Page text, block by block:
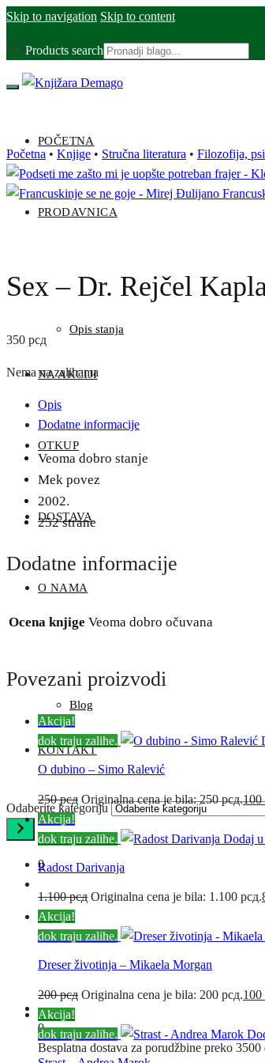
Skip to navigation Skip to content
Products search
POČETNA
PRODAVNICA
Opis stanja
NA AKCIJI
OTKUP
DOSTAVA
O NAMA
Blog
KONTAKT
Odaberite kategoriju
0
0
Besplatna dostava za porudžbine preko 3500
Početna • Knjige • Stručna literatura • Filozofija,
Sex – Dr. Rejčel
350 рсд
Nema na zalihama
Opis
Dodatne informacije
Veoma dobro stanje
Mek povez
2002.
252 strane
Dodatne informacije
Ocena knjige Veoma dobro očuvana
Povezani proizvodi
Akcija!
dok traju zalihe.
O dubino – Simo Ralević
250рсд Originalna cena je bila: 250 рсд.100
Akcija!
dok traju zalihe.
Dodaj
Radost Darivanja
1.100рсд Originalna cena je bila: 1.100 рсд.
Akcija!
dok traju zalihe.
Dreser životinja – Mikaela Morgan
200рсд Originalna cena je bila: 200 рсд.100
Akcija!
dok traju zalihe.